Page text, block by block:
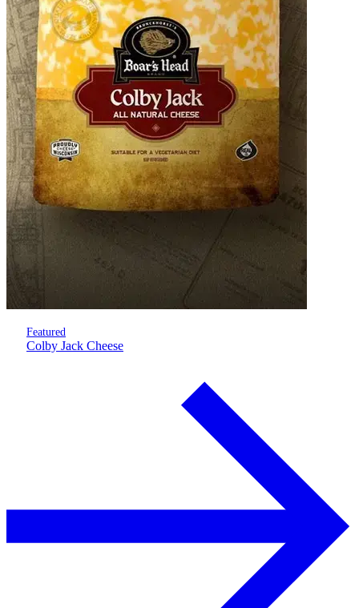
Featured
Colby Jack Cheese